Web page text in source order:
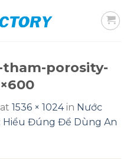
porosity-
at 1536 × 1024in Nước
Hiểu Đúng Để Dùng An